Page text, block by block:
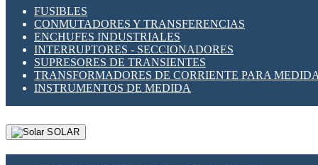
FUSIBLES
CONMUTADORES Y TRANSFERENCIAS
ENCHUFES INDUSTRIALES
INTERRUPTORES - SECCIONADORES
SUPRESORES DE TRANSIENTES
TRANSFORMADORES DE CORRIENTE PARA
INSTRUMENTOS DE MEDIDA
SOLAR